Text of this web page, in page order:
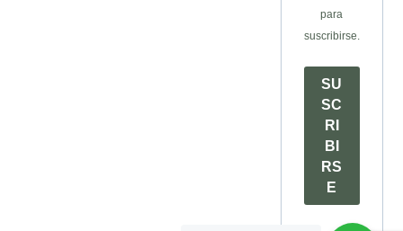
para
suscribirse.
SU
SC
RI
BI
RS
E